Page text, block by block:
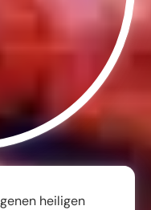
heiligen